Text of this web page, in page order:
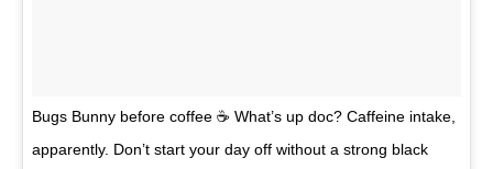
Bugs Bunny before coffee ☕ What’s up doc? Caffeine intake,
apparently. Don’t start your day off without a strong black